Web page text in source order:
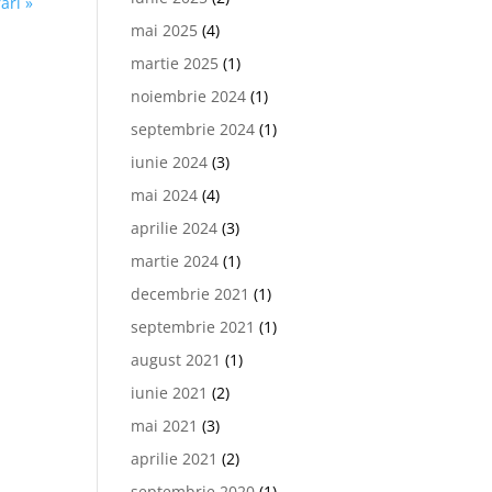
mai 2025 (4)
martie 2025 (1)
noiembrie 2024 (1)
septembrie 2024 (1)
iunie 2024 (3)
mai 2024 (4)
aprilie 2024 (3)
martie 2024 (1)
decembrie 2021 (1)
septembrie 2021 (1)
august 2021 (1)
iunie 2021 (2)
mai 2021 (3)
aprilie 2021 (2)